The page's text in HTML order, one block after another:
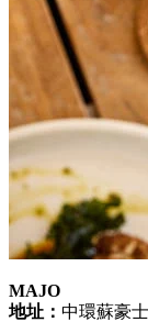
MAJO
地址： 中環蘇豪